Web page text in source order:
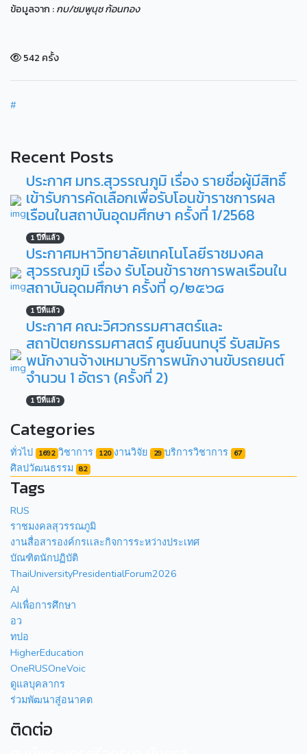
ข้อมูลจาก :กบ/ชมพูนุช ก้อนทอง
542 ครั้ง
#
Recent Posts
ประกาศ มทร.สุวรรณภูมิ เรื่อง รายชื่อผู้มีสิทธิ์
เข้ารับการคัดเลือกเพื่อรับโอนข้าราชการผล
เรือนในสถาบันอุดมศึกษา ครั้งที่ 1/2568
1 ปีที่แล้ว
ประกาศมหาวิทยาลัยเทคโนโลยีราชมงคล
สุวรรณภูมิ เรื่อง รับโอนข้าราชการพลเรือนใน
สถาบันอุดมศึกษา ครั้งที่ ๑/๒๕๖๘
1 ปีที่แล้ว
ประกาศ คณะวิศวกรรมศาสตร์และ
สถาปัตยกรรมศาสตร์ ศูนย์นนทบุรี รับสมัคร
พนักงานจ้างเหมาบริการพนักงานขับรถยนต์
จำนวน 1 อัตรา (ครั้งที่ 2)
1 ปีที่แล้ว
Categories
ทั่วไป 1692 วิชาการ 120 งานวิจัย 29 บริการวิชาการ 67
ศิลปวัฒนธรรม 82
Tags
RUS
ราชมงคลสุวรรณภูมิ
งานสื่อสารองค์กรเเละกิจการระหว่างประเทศ
บัณฑิตนักปฏิบัติ
ThaiUniversityPresidentialForum2026
AI
AIเพื่อการศึกษา
อว
ทปอ
HigherEducation
OneRUSOneVoic
ดูแลบุคลากร
ร่วมพัฒนาสู่อนาคต
ติดต่อ